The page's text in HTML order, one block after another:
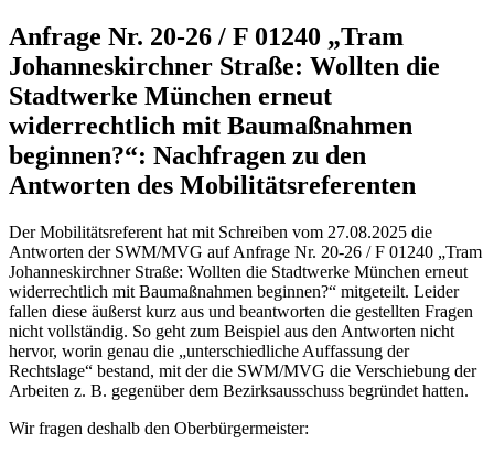
Anfrage Nr. 20-26 / F 01240 „Tram
Johanneskirchner Straße: Wollten die
Stadtwerke München erneut
widerrechtlich mit Baumaßnahmen
beginnen?“: Nachfragen zu den
Antworten des Mobilitätsreferenten
Der Mobilitätsreferent hat mit Schreiben vom 27.08.2025 die
Antworten der SWM/MVG auf Anfrage Nr. 20-26 / F 01240 „Tram
Johanneskirchner Straße: Wollten die Stadtwerke München erneut
widerrechtlich mit Baumaßnahmen beginnen?“ mitgeteilt. Leider
fallen diese äußerst kurz aus und beantworten die gestellten Fragen
nicht vollständig. So geht zum Beispiel aus den Antworten nicht
hervor, worin genau die „unterschiedliche Auffassung der
Rechtslage“ bestand, mit der die SWM/MVG die Verschiebung der
Arbeiten z. B. gegenüber dem Bezirksausschuss begründet hatten.
Wir fragen deshalb den Oberbürgermeister: